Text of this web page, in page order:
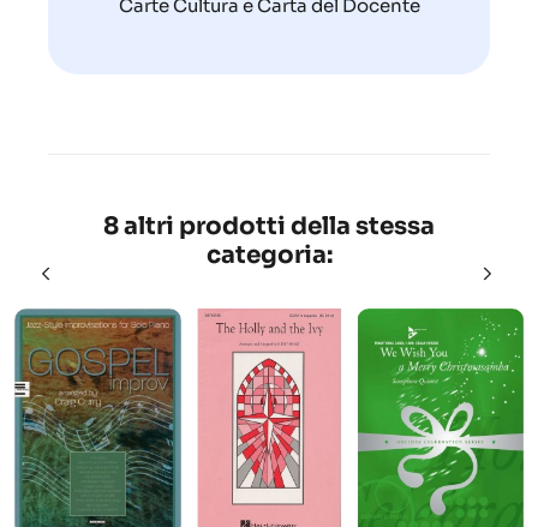
Carte Cultura e Carta del Docente
8 altri prodotti della stessa
categoria: